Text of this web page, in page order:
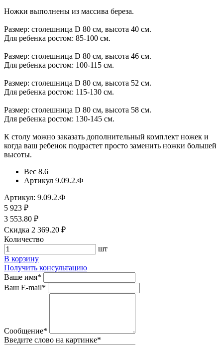
Ножки выполнены из массива береза.
Размер: столешница D 80 см, высота 40 см.
Для ребенка ростом: 85-100 см.
Размер: столешница D 80 см, высота 46 см.
​Для ребенка ростом: 100-115 см.
Размер: столешница D 80 см, высота 52 см.
​Для ребенка ростом: 115-130 см.
Размер: столешница D 80 см, высота 58 см.
​Для ребенка ростом: 130-145 см.
К столу можно заказать дополнительный комплект ножек и
когда ваш ребенок подрастет просто заменить ножки большей
высоты.
Вес 8.6
Артикул 9.09.2.Ф
Артикул: 9.09.2.Ф
5 923 ₽
3 553.80 ₽
Скидка 2 369.20 ₽
Количество
шт
В корзину
Получить консультацию
Ваше имя*
Ваш E-mail*
Сообщение*
Введите слово на картинке*